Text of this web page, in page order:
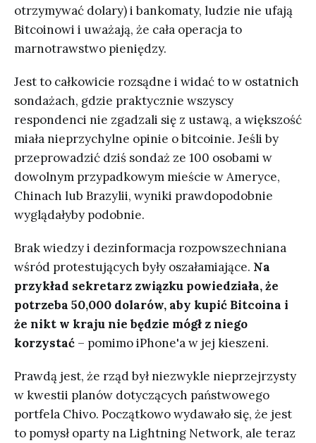
otrzymywać dolary) i bankomaty, ludzie nie ufają
Bitcoinowi i uważają, że cała operacja to
marnotrawstwo pieniędzy.
Jest to całkowicie rozsądne i widać to w ostatnich
sondażach, gdzie praktycznie wszyscy
respondenci nie zgadzali się z ustawą, a większość
miała nieprzychylne opinie o bitcoinie. Jeśli by
przeprowadzić dziś sondaż ze 100 osobami w
dowolnym przypadkowym mieście w Ameryce,
Chinach lub Brazylii, wyniki prawdopodobnie
wyglądałyby podobnie.
Brak wiedzy i dezinformacja rozpowszechniana
wśród protestujących były oszałamiające. Na
przykład sekretarz związku powiedziała, że
potrzeba 50,000 dolarów, aby kupić Bitcoina i
że nikt w kraju nie będzie mógł z niego
korzystać – pomimo iPhone'a w jej kieszeni.
Prawdą jest, że rząd był niezwykle nieprzejrzysty
w kwestii planów dotyczących państwowego
portfela Chivo. Początkowo wydawało się, że jest
to pomysł oparty na Lightning Network, ale teraz